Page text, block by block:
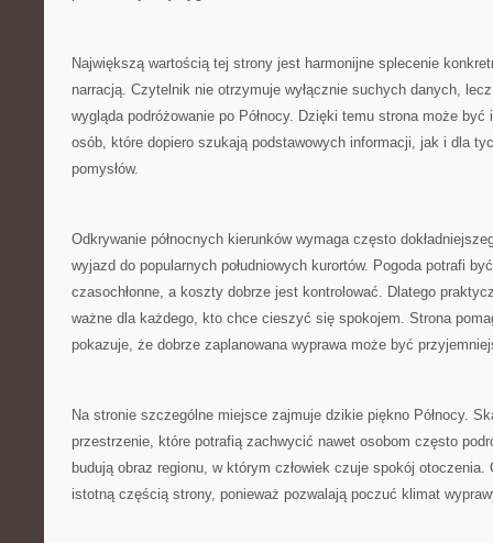
Największą wartością tej strony jest harmonijne splecenie
narracją. Czytelnik nie otrzymuje wyłącznie suchych danych,
wygląda podróżowanie po Północy. Dzięki temu strona może być
osób, które dopiero szukają podstawowych informacji, jak i dla
pomysłów.
Odkrywanie północnych kierunków wymaga często
wyjazd do popularnych południowych kurortów. Pogoda potrafi
czasochłonne, a koszty dobrze jest kontrolować. Dlatego
ważne dla każdego, kto chce cieszyć się spokojem. Strona
pokazuje, że dobrze zaplanowana wyprawa może być
Na stronie szczególne miejsce zajmuje dzikie piękno Północy.
przestrzenie, które potrafią zachwycić nawet osobom często
budują obraz regionu, w którym człowiek czuje spokój
istotną częścią strony, ponieważ pozwalają poczuć klimat